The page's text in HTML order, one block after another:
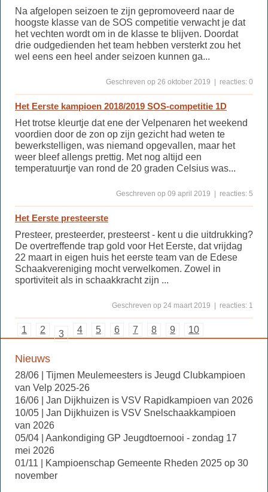
Na afgelopen seizoen te zijn gepromoveerd naar de
hoogste klasse van de SOS competitie verwacht je dat
het vechten wordt om in de klasse te blijven. Doordat
drie oudgedienden het team hebben versterkt zou het
wel eens een heel ander seizoen kunnen ga...
Geschreven op 26 oktober 2019 | reacties: 0
Het Eerste kampioen 2018/2019 SOS-competitie 1D
Het trotse kleurtje dat ene der Velpenaren het weekend
voordien door de zon op zijn gezicht had weten te
bewerkstelligen, was niemand opgevallen, maar het
weer bleef allengs prettig. Met nog altijd een
temperatuurtje van rond de 20 graden Celsius was...
Geschreven op 09 april 2019 | reacties: 5
Het Eerste presteerste
Presteer, presteerder, presteerst - kent u die uitdrukking?
De overtreffende trap gold voor Het Eerste, dat vrijdag
22 maart in eigen huis het eerste team van de Edese
Schaakvereniging mocht verwelkomen. Zowel in
sportiviteit als in schaakkracht zijn ...
Geschreven op 24 maart 2019 | reacties: 1
1 2 3 4 5 6 7 8 9 10
Nieuws
28/06 | Tijmen Meulemeesters is Jeugd Clubkampioen
van Velp 2025-26
16/06 | Jan Dijkhuizen is VSV Rapidkampioen van 2026
10/05 | Jan Dijkhuizen is VSV Snelschaakkampioen
van 2026
05/04 | Aankondiging GP Jeugdtoernooi - zondag 17
mei 2026
01/11 | Kampioenschap Gemeente Rheden 2025 op 30
november